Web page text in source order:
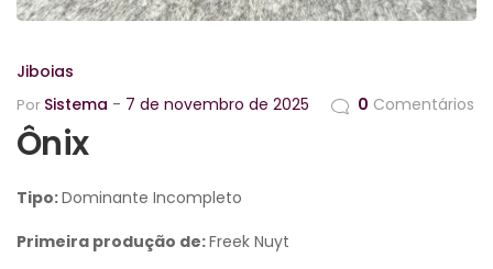
Jiboias
Por Sistema 7 de novembro de 2025 0 Comentários
Ônix
Tipo:Dominante Incompleto
Primeira produção de:Freek Nuyt